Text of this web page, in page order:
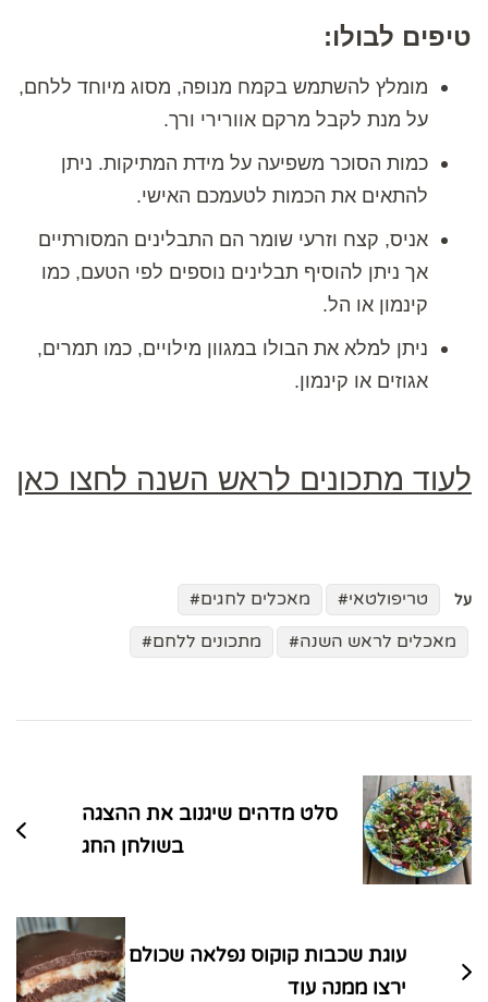
טיפים לבולו:
מומלץ להשתמש בקמח מנופה, מסוג מיוחד ללחם,
על מנת לקבל מרקם אוורירי ורך.
כמות הסוכר משפיעה על מידת המתיקות. ניתן
להתאים את הכמות לטעמכם האישי.
אניס, קצח וזרעי שומר הם התבלינים המסורתיים
אך ניתן להוסיף תבלינים נוספים לפי הטעם, כמו
קינמון או הל.
ניתן למלא את הבולו במגוון מילויים, כמו תמרים,
אגוזים או קינמון.
לעוד מתכונים לראש השנה לחצו כאן
על טריפולטאי
מאכלים לחגים
מאכלים לראש השנה
מתכונים ללחם
בפוסטים
סלט מדהים שיגנוב את ההצגה
בשולחן החג
עוגת שכבות קוקוס נפלאה שכולם
ירצו ממנה עוד